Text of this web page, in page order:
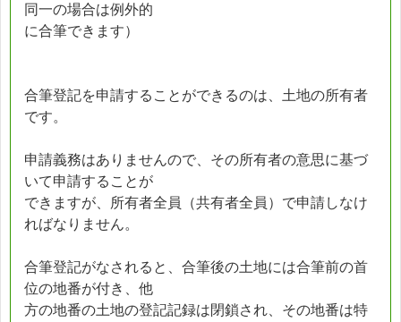
同一の場合は例外的
に合筆できます）
合筆登記を申請することができるのは、土地の所有者
です。
申請義務はありませんので、その所有者の意思に基づ
いて申請することが
できますが、所有者全員（共有者全員）で申請しなけ
ればなりません。
合筆登記がなされると、合筆後の土地には合筆前の首
位の地番が付き、他
方の地番の土地の登記記録は閉鎖され、その地番は特